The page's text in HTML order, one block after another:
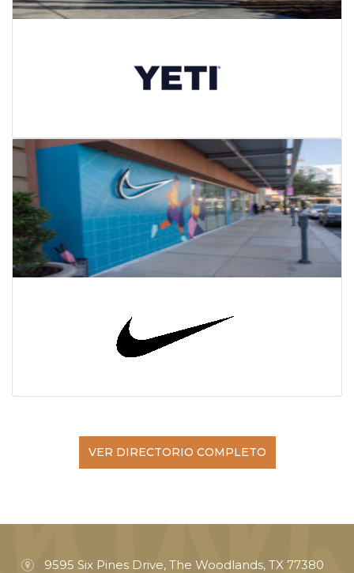
VER DIRECTORIO COMPLETO
9595 Six Pines Drive, The Woodlands, TX 77380